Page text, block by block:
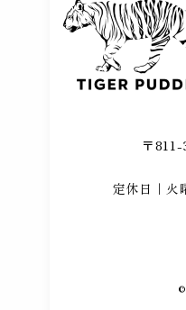
〒
定休日｜火